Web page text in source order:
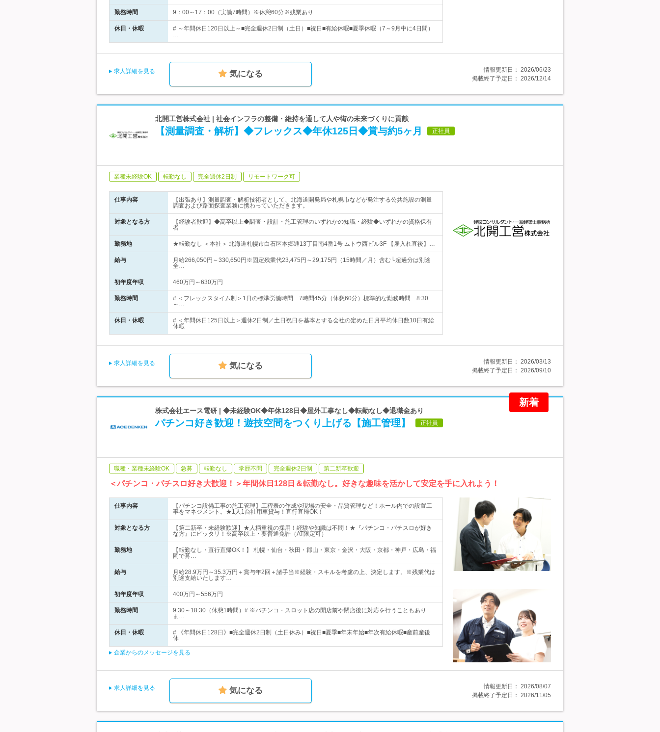
勤務時間 9：00～17：00（実働7時間）※休憩60分※残業あり
休日・休暇
# ～年間休日120日以上～■完全週休2日制（土日）■祝日■有給休暇■夏季休暇（7～9月中に4日間）
…
求人詳細を見る 気になる 情報更新日： 2026/06/23
掲載終了予定日： 2026/12/14
北開工営株式会社 | 社会インフラの整備・維持を通して人や街の未来づくりに貢献
【測量調査・解析】◆フレックス◆年休125日◆賞与約5ヶ月 正社員
業種未経験OK 転勤なし 完全週休2日制 リモートワーク可
仕事内容
【出張あり】測量調査・解析技術者として、北海道開発局や札幌市などが発注する公共施設の測量
調査および路面探査業務に携わっていただきます。
対象となる方
【経験者歓迎】◆高卒以上◆調査・設計・施工管理のいずれかの知識・経験◆いずれかの資格保有
者
勤務地 ★転勤なし ＜本社＞ 北海道札幌市白石区本郷通13丁目南4番1号 ムトウ西ビル3F 【雇入れ直後】…
給与
月給266,050円～330,650円※固定残業代23,475円～29,175円（15時間／月）含む└超過分は別途
全…
初年度年収 460万円～630万円
勤務時間
# ＜フレックスタイム制＞1日の標準労働時間…7時間45分（休憩60分）標準的な勤務時間…8:30
～…
休日・休暇
# ＜年間休日125日以上＞週休2日制／土日祝日を基本とする会社の定めた日月平均休日数10日有給
休暇…
求人詳細を見る 気になる 情報更新日： 2026/03/13
掲載終了予定日： 2026/09/10
新着
株式会社エース電研 | ◆未経験OK◆年休128日◆屋外工事なし◆転勤なし◆退職金あり
パチンコ好き歓迎！遊技空間をつくり上げる【施工管理】 正社員
職種・業種未経験OK 急募 転勤なし 学歴不問 完全週休2日制 第二新卒歓迎
＜パチンコ・パチスロ好き大歓迎！＞年間休日128日＆転勤なし。好きな趣味を活かして安定を手に入れよう！
仕事内容
【パチンコ設備工事の施工管理】工程表の作成や現場の安全・品質管理など！ホール内での設置工
事をマネジメント。★1人1台社用車貸与！直行直帰OK！
対象となる方
【第二新卒・未経験歓迎】★人柄重視の採用！経験や知識は不問！★『パチンコ・パチスロが好き
な方』にピッタリ！※高卒以上・要普通免許（AT限定可）
勤務地
【転勤なし・直行直帰OK！】 札幌・仙台・秋田・郡山・東京・金沢・大阪・京都・神戸・広島・福
岡で募…
給与
月給28.9万円～35.3万円＋賞与年2回＋諸手当※経験・スキルを考慮の上、決定します。※残業代は
別途支給いたします…
初年度年収 400万円～556万円
勤務時間
9:30～18:30（休憩1時間）# ※パチンコ・スロット店の開店前や閉店後に対応を行うこともあり
ま…
休日・休暇
# 《年間休日128日》■完全週休2日制（土日休み）■祝日■夏季■年末年始■年次有給休暇■産前産後
休…
企業からのメッセージを見る
求人詳細を見る 気になる 情報更新日： 2026/08/07
掲載終了予定日： 2026/11/05